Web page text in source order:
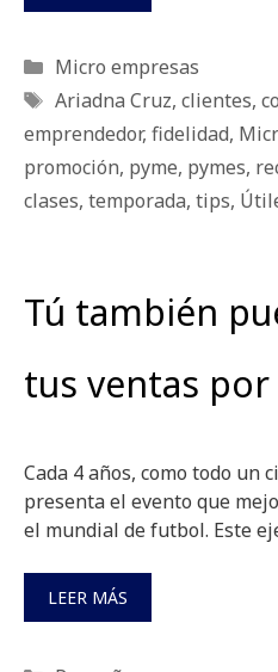
Categorías
Micro empresas
Etiquetas
Ariadna Cruz, clientes,
emprendedor, fidelidad,
promoción, pyme, pymes,
clases, temporada, tips,
Tú también
tus ventas
Cada 4 años, como todo un
presenta el evento que
el mundial de futbol. Este
LEER MÁS